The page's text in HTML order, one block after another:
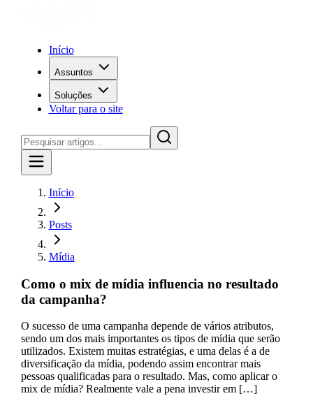
Início
Assuntos
Soluções
Voltar para o site
Início
Posts
Mídia
Como o mix de mídia influencia no resultado
da campanha?
O sucesso de uma campanha depende de vários atributos,
sendo um dos mais importantes os tipos de mídia que serão
utilizados. Existem muitas estratégias, e uma delas é a de
diversificação da mídia, podendo assim encontrar mais
pessoas qualificadas para o resultado. Mas, como aplicar o
mix de mídia? Realmente vale a pena investir em […]